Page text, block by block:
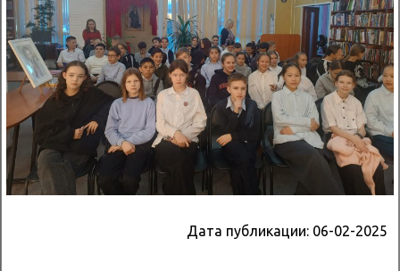
Дата публикации: 06-02-2025